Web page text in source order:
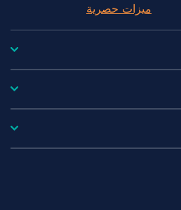
ميزات حصرية